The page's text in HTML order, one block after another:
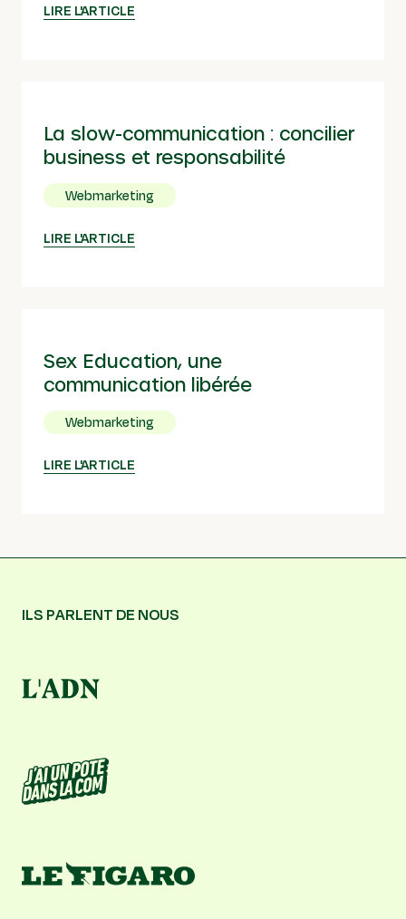
LIRE L'ARTICLE
La slow-communication : concilier
business et responsabilité
Webmarketing
LIRE L'ARTICLE
Sex Education, une
communication libérée
Webmarketing
LIRE L'ARTICLE
ILS PARLENT DE NOUS